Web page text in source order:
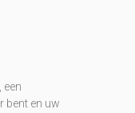
een
bent en uw